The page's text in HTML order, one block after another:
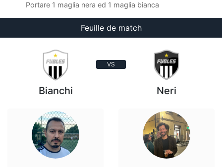
Portare 1 maglia nera ed 1 maglia bianca
Feuille de match
VS
Bianchi Neri